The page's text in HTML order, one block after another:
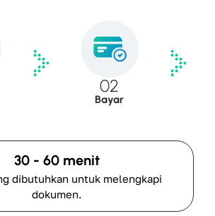
02
Bayar
30 - 60 menit
dibutuhkan untuk melengkapi
dokumen.